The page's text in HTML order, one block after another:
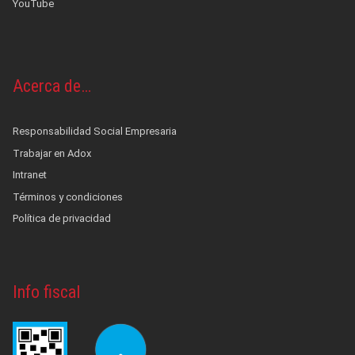
YouTube
Acerca de…
Responsabilidad Social Empresaria
Trabajar en Adox
Intranet
Términos y condiciones
Política de privacidad
Info fiscal